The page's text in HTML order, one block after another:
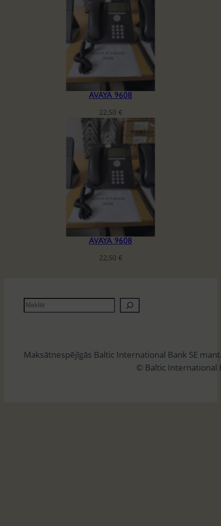
AVAYA 9608
22,50 €
AVAYA 9608
22,50 €
M
e
ē
Maksātnespējīgās Baltic International Bank SE
© Baltic International